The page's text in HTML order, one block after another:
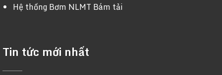
Hệ thống Bơm NLMT Bám tải
Tin tức mới nhất